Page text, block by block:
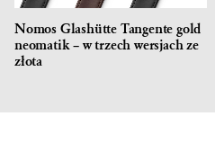
Nomos Glashütte Tangente gold
neomatik – w trzech wersjach ze
złota